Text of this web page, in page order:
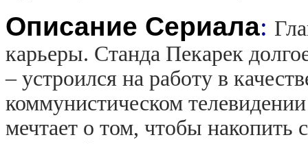
Описание Сериала:
карьеры. Станда Пекарек
– устроился на работу в
коммунистическом
мечтает о том, чтобы накопить